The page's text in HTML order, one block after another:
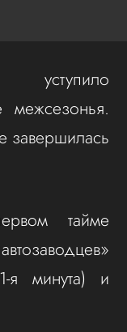
уступило
завершилась
тайме
я минута) и